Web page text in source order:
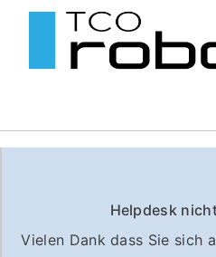
Helpdesk
Vielen Dank dass Sie sich